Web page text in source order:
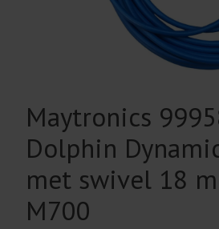
Maytronics
Dolphin
met swivel 18
M700